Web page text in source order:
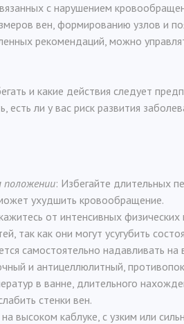
с нарушением
вен, формированию узлов и
рекомендаций, можно
и какие действия следует
есть ли у вас риск развития
положении: Избегайте длительных
ухудшить кровообращение.
от интенсивных физических
так как они могут усугубить
самостоятельно надавливать
и антицеллюлитный,
в ванне, длительного
стенки вен.
высоком каблуке, с узким или